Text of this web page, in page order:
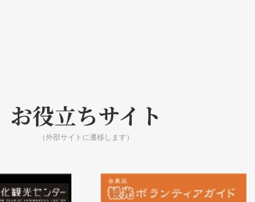
お役立ちサイト
（外部サイトに遷移します）